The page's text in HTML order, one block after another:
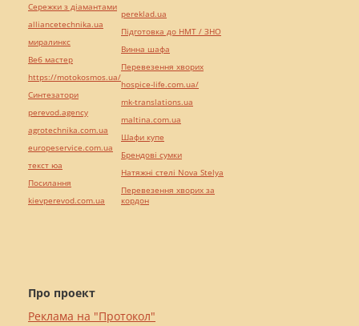
Про проект
Реклама на "Протокол"
Сережки з діамантами
alliancetechnika.ua
миралинкс
Веб мастер
https://motokosmos.ua/
Синтезатори
perevod.agency
agrotechnika.com.ua
europeservice.com.ua
текст юа
Посилання
kievperevod.com.ua
pereklad.ua
Підготовка до НМТ / ЗНО
Винна шафа
Перевезення хворих
hospice-life.com.ua/
mk-translations.ua
maltina.com.ua
Шафи купе
Брендові сумки
Натяжні стелі Nova Stelya
Перевезення хворих за
кордон